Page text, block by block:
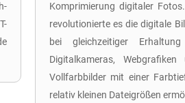
Komprimierung digitaler
revolutionierte es die digitale
bei gleichzeitiger
Digitalkameras,
Vollfarbbilder mit einer
relativ kleinen Dateigrößen